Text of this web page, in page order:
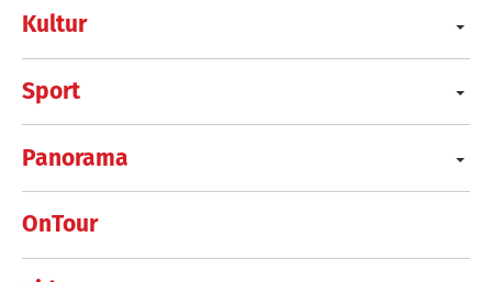
Kultur
Sport
Panorama
OnTour